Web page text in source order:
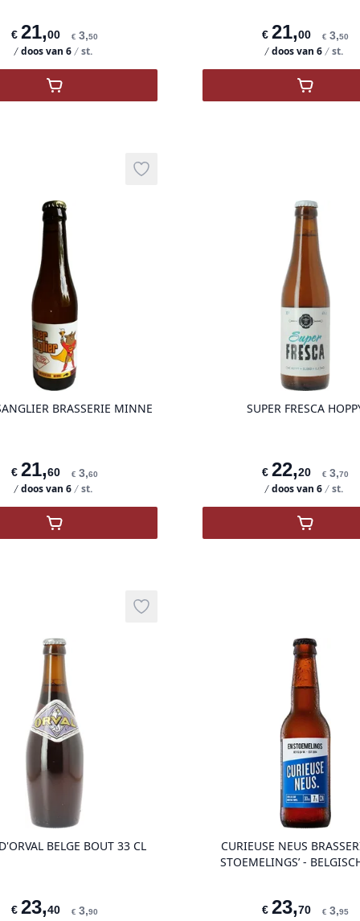
€ 21,00
doos van 6
€ 3,50
st.
,FLACK CHILL IPA BEER MUSIC BRASSERIE DE
€ 21,00
doos van 6
€ 3,50
st.
,
BRASSERIE MINNE
€ 21,60
doos van 6
€ 3,60
st.
Add to wishlist
product variant items in cart, view bag
,Super Sanglier Brasserie Minne
SUPER FRESCA
€ 22,20
doos van 6
€ 3,70
st.
,Super
BELGE BOUT 33 CL
€ 23,40 € 3,90
Add to wishlist
product variant items in cart, view bag
CURIEUSE NEUS
STOEMELINGS’ -
€ 23,70 € 3,95